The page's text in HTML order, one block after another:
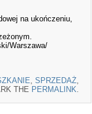
na ukończeniu,
Warszawa/
SPRZEDAŻ
THE PERMALINK